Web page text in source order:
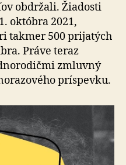
obdržali. Žiadosti
októbra 2021,
takmer 500 prijatých
Práve teraz
zmluvný
príspevku.